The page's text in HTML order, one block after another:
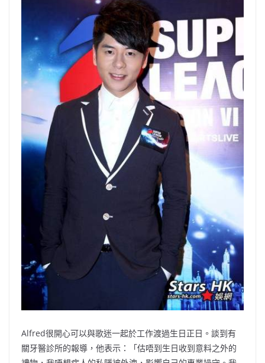
Alfred很開心可以與歌迷一起於工作渡過生日正日。 談到有
關牙醫診所的報導，他表示：「估唔到生日收到意料之外的